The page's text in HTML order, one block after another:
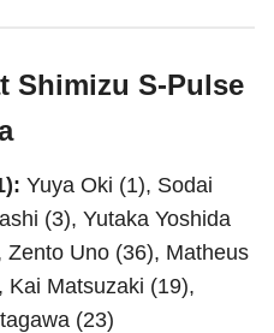
Shimizu S-Pulse
Yuya Oki (1), Sodai
(3), Yutaka Yoshida
Uno (36), Matheus
Kai Matsuzaki (19),
(23)